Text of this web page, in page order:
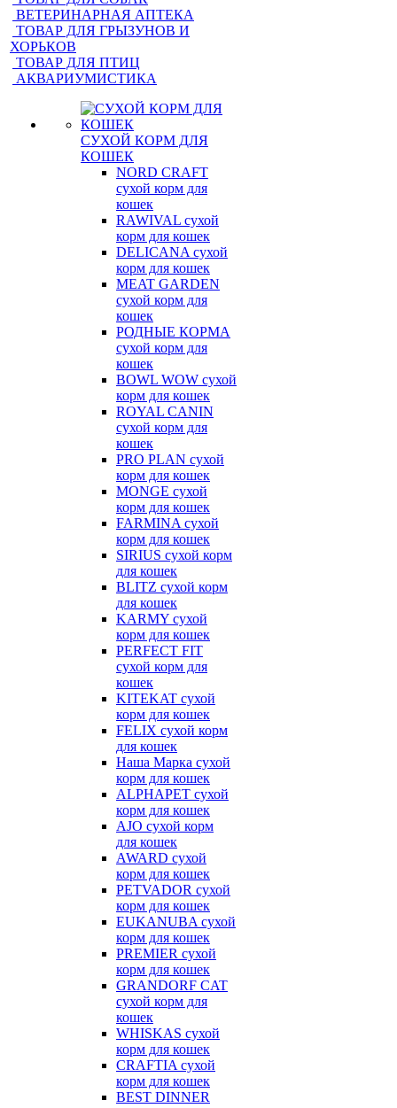
ВЕТЕРИНАРНАЯ АПТЕКА
ТОВАР ДЛЯ ГРЫЗУНОВ И
ХОРЬКОВ
ТОВАР ДЛЯ ПТИЦ
АКВАРИУМИСТИКА
СУХОЙ КОРМ ДЛЯ
КОШЕК
NORD CRAFT
сухой корм для
кошек
RAWIVAL сухой
корм для кошек
DELICANA сухой
корм для кошек
MEAT GARDEN
сухой корм для
кошек
РОДНЫЕ КОРМА
сухой корм для
кошек
BOWL WOW сухой
корм для кошек
ROYAL CANIN
сухой корм для
кошек
PRO PLAN сухой
корм для кошек
MONGE сухой
корм для кошек
FARMINA сухой
корм для кошек
SIRIUS сухой корм
для кошек
BLITZ сухой корм
для кошек
KARMY сухой
корм для кошек
PERFECT FIT
сухой корм для
кошек
KITEKAT сухой
корм для кошек
FELIX сухой корм
для кошек
Наша Марка сухой
корм для кошек
ALPHAPET сухой
корм для кошек
AJO сухой корм
для кошек
AWARD сухой
корм для кошек
PETVADOR сухой
корм для кошек
EUKANUBA сухой
корм для кошек
PREMIER сухой
корм для кошек
GRANDORF CAT
сухой корм для
кошек
WHISKAS сухой
корм для кошек
CRAFTIA сухой
корм для кошек
BEST DINNER